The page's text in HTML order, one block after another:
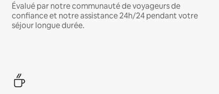
Évalué par notre communauté de voyageurs de
confiance et notre assistance 24h/24 pendant votre
séjour longue durée.